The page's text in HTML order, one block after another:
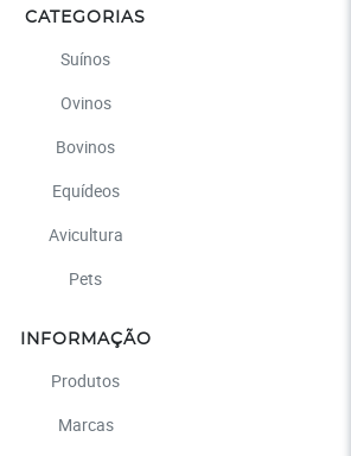
CATEGORIAS
Suínos
Ovinos
Bovinos
Equídeos
Avicultura
Pets
INFORMAÇÃO
Produtos
Marcas